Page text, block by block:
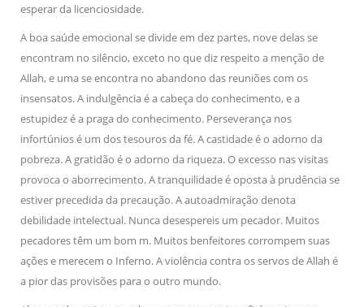
esperar da licenciosidade.
A boa saúde emocional se divide em dez partes, nove delas se
encontram no silêncio, exceto no que diz respeito a menção de
Allah, e uma se encontra no abandono das reuniões com os
insensatos. A indulgência é a cabeça do conhecimento, e a
estupidez é a praga do conhecimento. Perseverança nos
infortúnios é um dos tesouros da fé. A castidade é o adorno da
pobreza. A gratidão é o adorno da riqueza. O excesso nas visitas
provoca o aborrecimento. A tranquilidade é oposta à prudência se
estiver precedida da precaução. A autoadmiração denota
debilidade intelectual. Nunca desespereis um pecador. Muitos
pecadores têm um bom m. Muitos benfeitores corrompem suas
ações e merecem o Inferno. A violência contra os servos de Allah é
a pior das provisões para o outro mundo.